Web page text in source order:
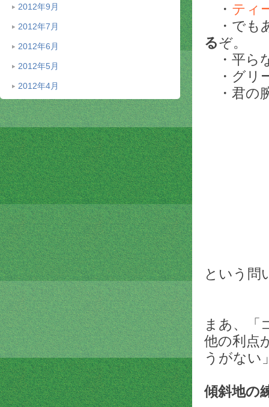
2012年9月
2012年7月
2012年6月
2012年5月
2012年4月
・ ティ
・でも
るぞ。
・平ら
・グリ
・君の
という問
まあ、「
他の利点
うがない
傾斜地の